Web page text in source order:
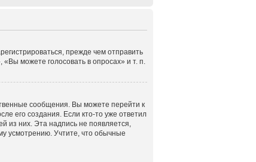
прежде чем отправить
можете голосовать в опросах» и т. п.
сообщения. Вы можете перейти к
его создания. Если кто-то уже ответил
из них. Эта надпись не появляется,
усмотрению. Учтите, что обычные